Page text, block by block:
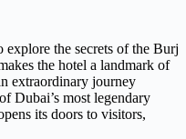
the secrets of the Burj
the hotel a landmark of
extraordinary journey
Dubai’s most legendary
its doors to visitors,